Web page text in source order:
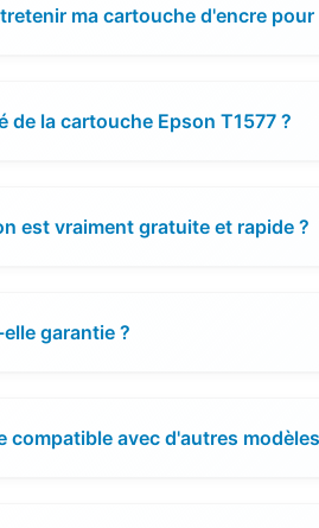
ma cartouche d'encre
de la cartouche Epson T1577 ?
est vraiment gratuite et rapide ?
garantie ?
compatible avec d'autres